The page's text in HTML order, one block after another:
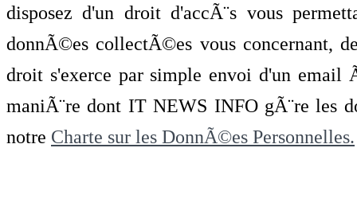
disposez d'un droit d'accÃ¨s vous
donnÃ©es collectÃ©es vous concernant,
droit s'exerce par simple envoi d'un
maniÃ¨re dont IT NEWS INFO gÃ¨re les
notre Charte sur les DonnÃ©es Personnelles.